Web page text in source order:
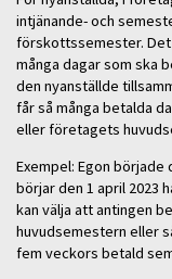
intjänande- och
förskottssemester. Det
många dagar som ska
den nyanställde
får så många betalda
eller företagets
Exempel: Egon började
börjar den 1 april 2023
kan välja att antingen
huvudsemestern eller
fem veckors betald